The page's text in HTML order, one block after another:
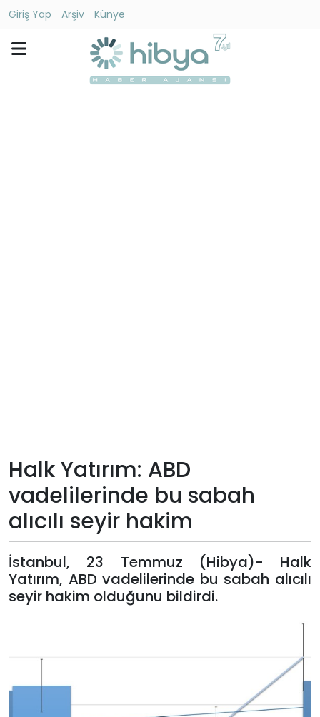
Giriş Yap Arşiv
Künye
Künye
Giriş
Yap
Halk Yatırım: ABD
vadelilerinde bu sabah
alıcılı seyir hakim
İstanbul, 23 Temmuz (Hibya)- Halk
Yatırım, ABD vadelilerinde bu sabah alıcılı
seyir hakim olduğunu bildirdi.